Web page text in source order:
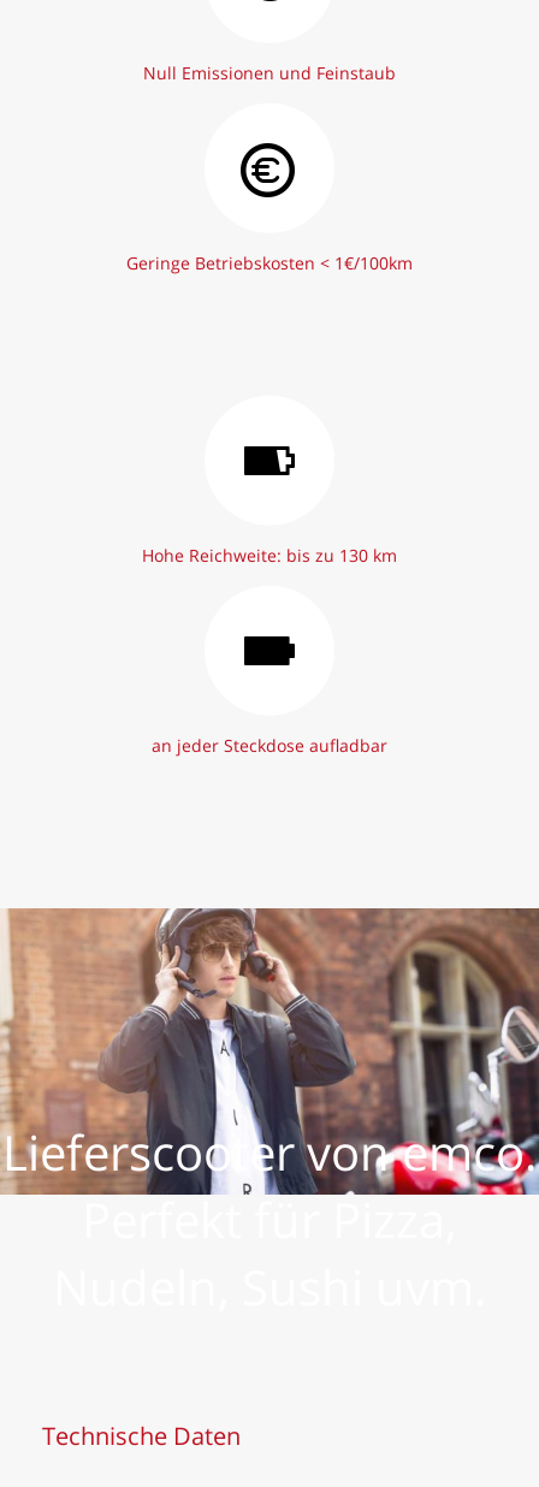
Null Emissionen und Feinstaub
Geringe Betriebskosten < 1€/100km
Hohe Reichweite: bis zu 130 km
an jeder Steckdose aufladbar
Lieferscooter von emco.
Technische Daten